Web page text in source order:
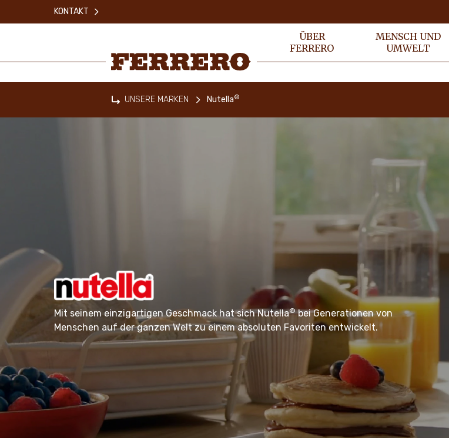
ÜBER
FERRERO
MENSCH UND
UMWELT
KONTAKT
UNSERE MARKEN Nutella®
Mit seinem einzigartigen Geschmack hat sich Nutella®bei Generationen von
Menschen auf der ganzen Welt zu einem absoluten Favoriten entwickelt.